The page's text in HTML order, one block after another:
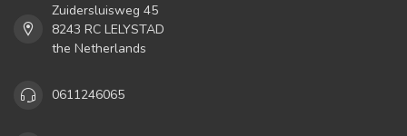
Zuidersluisweg 45
8243 RC LELYSTAD
the Netherlands
0611246065